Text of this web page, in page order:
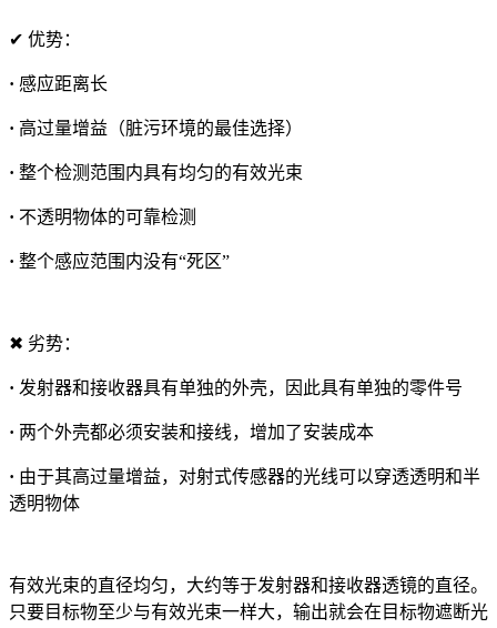
✔ 优势：
· 感应距离长
· 高过量增益（脏污环境的最佳选择）
· 整个检测范围内具有均匀的有效光束
· 不透明物体的可靠检测
· 整个感应范围内没有“死区”
✖ 劣势：
· 发射器和接收器具有单独的外壳，因此具有单独的零件号
· 两个外壳都必须安装和接线，增加了安装成本
· 由于其高过量增益，对射式传感器的光线可以穿透透明和半
透明物体
有效光束的直径均匀，大约等于发射器和接收器透镜的直径。
只要目标物至少与有效光束一样大，输出就会在目标物遮断光